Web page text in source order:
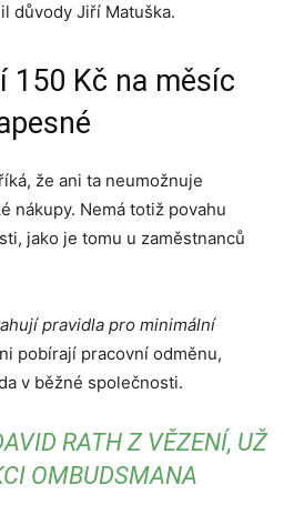
důvody Jiří Matuška.
150 Kč na měsíc
že ani ta neumožnuje
nákupy. Nemá totiž povahu
jako je tomu u zaměstnanců
pravidla pro minimální
pobírají pracovní odměnu,
v běžné společnosti.
RATH Z VĚZENÍ, UŽ
OMBUDSMANA